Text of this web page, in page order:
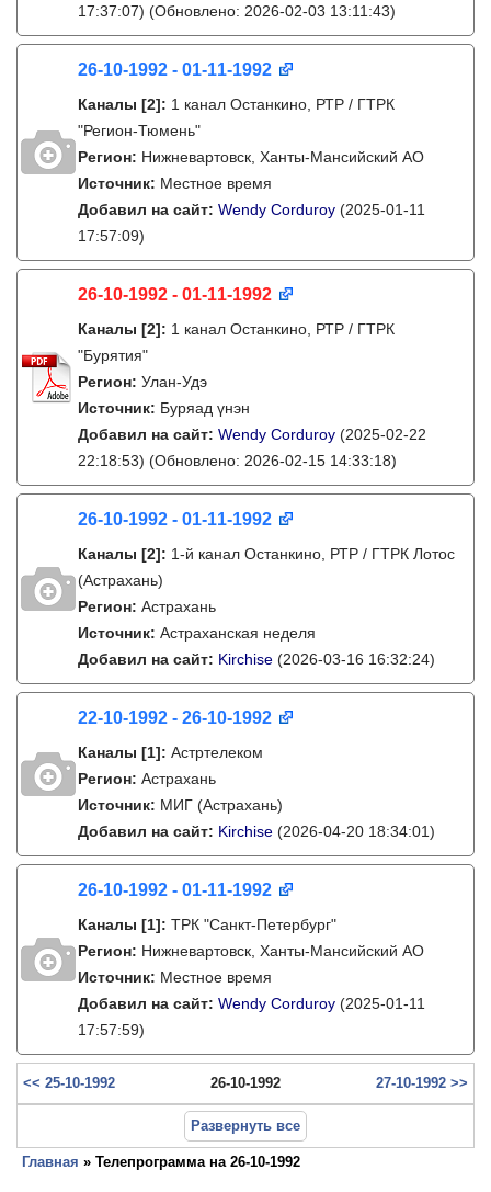
17:37:07) (Обновлено: 2026-02-03 13:11:43)
26-10-1992 - 01-11-1992
Каналы [2]: 1 канал Останкино, РТР / ГТРК
"Регион-Тюмень"
Регион: Нижневартовск, Ханты-Мансийский АО
Источник: Местное время
Добавил на сайт: Wendy Corduroy (2025-01-11
17:57:09)
26-10-1992 - 01-11-1992
Каналы [2]: 1 канал Останкино, РТР / ГТРК
"Бурятия"
Регион: Улан-Удэ
Источник: Буряад үнэн
Добавил на сайт: Wendy Corduroy (2025-02-22
22:18:53) (Обновлено: 2026-02-15 14:33:18)
26-10-1992 - 01-11-1992
Каналы [2]: 1-й канал Останкино, РТР / ГТРК Лотос
(Астрахань)
Регион: Астрахань
Источник: Астраханская неделя
Добавил на сайт: Kirchise (2026-03-16 16:32:24)
22-10-1992 - 26-10-1992
Каналы [1]: Астртелеком
Регион: Астрахань
Источник: МИГ (Астрахань)
Добавил на сайт: Kirchise (2026-04-20 18:34:01)
26-10-1992 - 01-11-1992
Каналы [1]: ТРК "Санкт-Петербург"
Регион: Нижневартовск, Ханты-Мансийский АО
Источник: Местное время
Добавил на сайт: Wendy Corduroy (2025-01-11
17:57:59)
<< 25-10-1992 26-10-1992 27-10-1992 >>
Развернуть все
Главная » Телепрограмма на 26-10-1992